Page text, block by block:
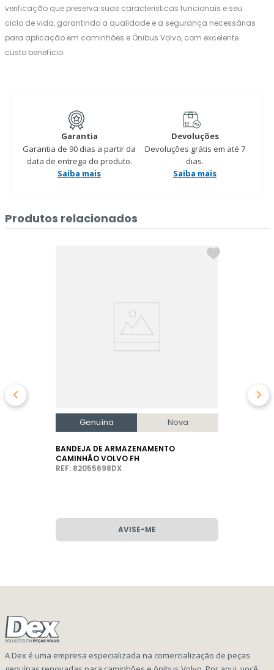
verificação que preserva suas caracteristicas funcionais e seu
ciclo de vida, garantindo a qualidade e a segurança necessárias
para aplicação em caminhões e Ônibus Volvo, com excelente
custo benefício.
Garantia
Garantia de 90 dias a partir da
data de entrega do produto.
Saiba mais
Devoluções
Devoluções grátis em até 7
dias.
Saiba mais
Produtos relacionados
Genuína Nova
BANDEJA DE ARMAZENAMENTO
CAMINHÃO VOLVO FH
REF: 82055698DX
AVISE-ME
A Dex é uma empresa especializada na comercialização de peças